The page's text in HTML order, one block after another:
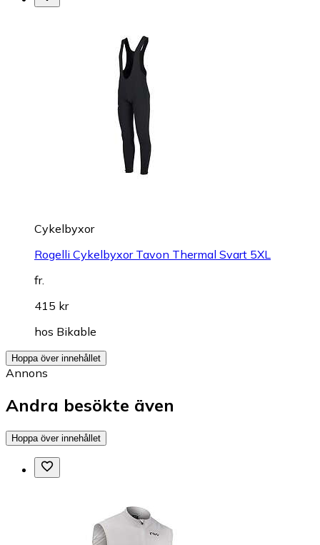
Cykelbyxor
Rogelli Cykelbyxor Tavon Thermal Svart 5XL
fr.
415 kr
hos Bikable
Hoppa över innehållet
Annons
Andra besökte även
Hoppa över innehållet